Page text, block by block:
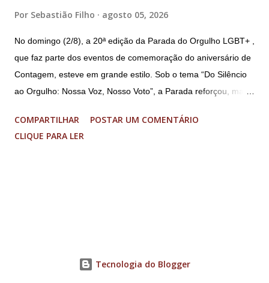
Por Sebastião Filho agosto 05, 2026
No domingo (2/8), a 20ª edição da Parada do Orgulho LGBT+ ,
que faz parte dos eventos de comemoração do aniversário de
Contagem, esteve em grande estilo. Sob o tema “Do Silêncio
ao Orgulho: Nossa Voz, Nosso Voto”, a Parada reforçou, mais
município. A concentração foi na Praça da Glória, que estava
preparada com um palco e contou com diversos shows,
por ser um movimento de resistência, de ocupação das ruas e
COMPARTILHAR
POSTAR UM COMENTÁRIO
CLIQUE PARA LER
Tecnologia do Blogger